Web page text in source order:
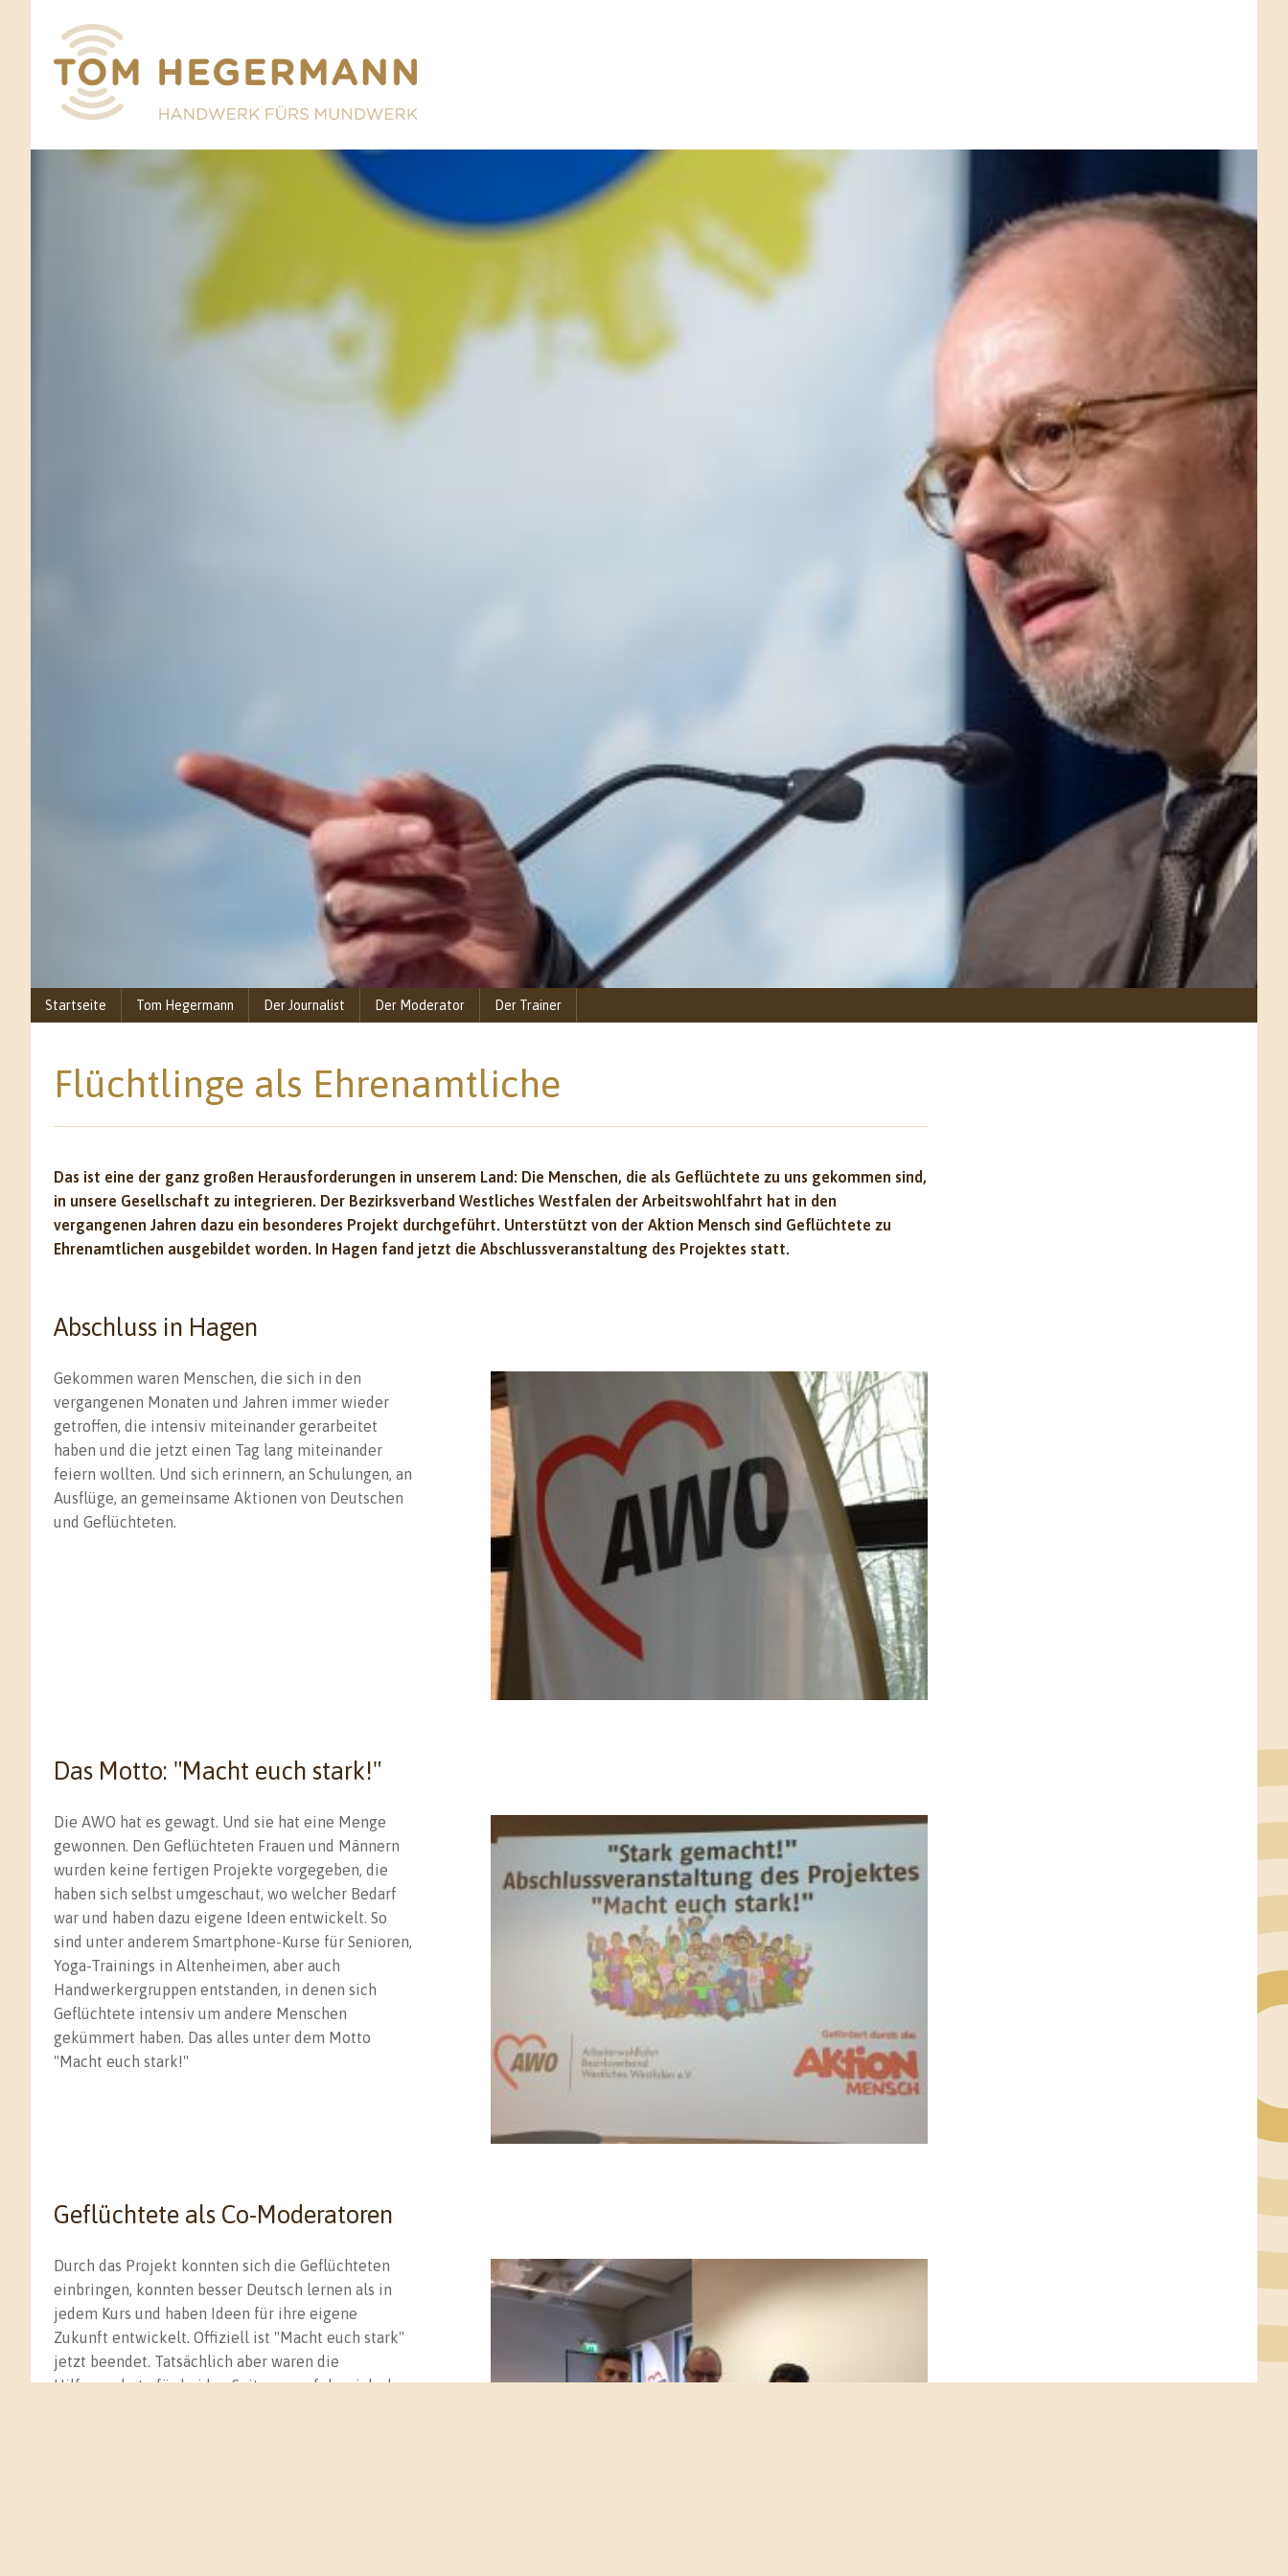
Startseite Tom Hegermann Der Journalist Der Moderator Der Trainer
Flüchtlinge als Ehrenamtliche
Das ist eine der ganz großen Herausforderungen in unserem Land: Die Menschen, die als Geflüchtete zu uns gekommen sind,
in unsere Gesellschaft zu integrieren. Der Bezirksverband Westliches Westfalen der Arbeitswohlfahrt hat in den
vergangenen Jahren dazu ein besonderes Projekt durchgeführt. Unterstützt von der Aktion Mensch sind Geflüchtete zu
Ehrenamtlichen ausgebildet worden. In Hagen fand jetzt die Abschlussveranstaltung des Projektes statt.
Abschluss in Hagen
Gekommen waren Menschen, die sich in den
vergangenen Monaten und Jahren immer wieder
getroffen, die intensiv miteinander gerarbeitet
haben und die jetzt einen Tag lang miteinander
feiern wollten. Und sich erinnern, an Schulungen, an
Ausflüge, an gemeinsame Aktionen von Deutschen
und Geflüchteten.
Das Motto: "Macht euch stark!"
Die AWO hat es gewagt. Und sie hat eine Menge
gewonnen. Den Geflüchteten Frauen und Männern
wurden keine fertigen Projekte vorgegeben, die
haben sich selbst umgeschaut, wo welcher Bedarf
war und haben dazu eigene Ideen entwickelt. So
sind unter anderem Smartphone-Kurse für Senioren,
Yoga-Trainings in Altenheimen, aber auch
Handwerkergruppen entstanden, in denen sich
Geflüchtete intensiv um andere Menschen
gekümmert haben. Das alles unter dem Motto
"Macht euch stark!"
Geflüchtete als Co-Moderatoren
Durch das Projekt konnten sich die Geflüchteten
einbringen, konnten besser Deutsch lernen als in
jedem Kurs und haben Ideen für ihre eigene
Zukunft entwickelt. Offiziell ist "Macht euch stark"
jetzt beendet. Tatsächlich aber waren die
Hilfsangebote für beiden Seiten so erfolgreich, dass